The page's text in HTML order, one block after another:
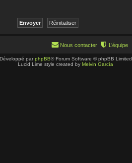
L’équipe
Nous contacter
Développé par phpBB® Forum Software © phpBB Limited
Lucid Lime style created by Melvin García